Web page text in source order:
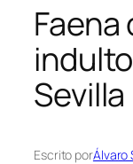
Sevilla
Escrito porÁlvaro